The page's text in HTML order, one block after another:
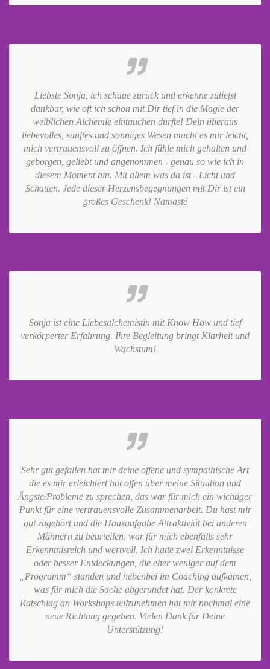
Liebste Sonja, ich schaue zurück und erkenne zutiefst
dankbar, wie oft ich schon mit Dir tief in die Magie der
weiblichen Alchemie eintauchen durfte! Dein überaus
liebevolles, sanftes und sonniges Wesen macht es mir leicht,
mich vertrauensvoll zu öffnen. Ich fühle mich gehalten und
geborgen, geliebt und angenommen - genau so wie ich in
diesem Moment bin. Mit allem was da ist - Licht und
Schatten. Jede dieser Herzensbegegnungen mit Dir ist ein
großes Geschenk! Namasté
Sonja ist eine Liebesalchemistin mit Know How und tief
verkörperter Erfahrung. Ihre Begleitung bringt Klarheit und
Wachstum!
Sehr gut gefallen hat mir deine offene und sympathische Art
die es mir erleichtert hat offen über meine Situation und
Ängste/Probleme zu sprechen, das war für mich ein wichtiger
Punkt für eine vertrauensvolle Zusammenarbeit. Du hast mir
gut zugehört und die Hausaufgabe Attraktiviät bei anderen
Männern zu beurteilen, war für mich ebenfalls sehr
Erkenntnisreich und wertvoll. Ich hatte zwei Erkenntnisse
oder besser Entdeckungen, die eher weniger auf dem
„Programm“ standen und nebenbei im Coaching aufkamen,
was für mich die Sache abgerundet hat. Der konkrete
Ratschlag an Workshops teilzunehmen hat mir nochmal eine
neue Richtung gegeben. Vielen Dank für Deine
Unterstützung!